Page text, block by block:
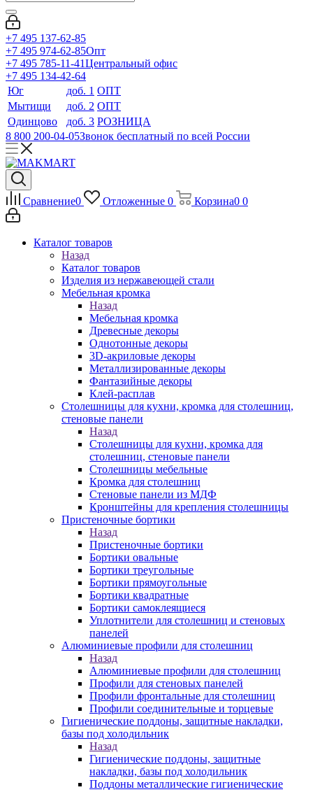
+7 495 137-62-85
+7 495 974-62-85Опт
+7 495 785-11-41Центральный офис
+7 495 134-42-64
Юг
доб. 1 ОПТ
Мытищи
доб. 2 ОПТ
Одинцово
доб. 3 РОЗНИЦА
8 800 200-04-05Звонок бесплатный по всей России
Сравнение0 Отложенные 0 Корзина0 0
Каталог товаров
Назад
Каталог товаров
Изделия из нержавеющей стали
Мебельная кромка
Назад
Мебельная кромка
Древесные декоры
Однотонные декоры
3D-акриловые декоры
Металлизированные декоры
Фантазийные декоры
Клей-расплав
Столешницы для кухни, кромка для столешниц,
стеновые панели
Назад
Столешницы для кухни, кромка для
столешниц, стеновые панели
Столешницы мебельные
Кромка для столешниц
Стеновые панели из МДФ
Кронштейны для крепления столешницы
Пристеночные бортики
Назад
Пристеночные бортики
Бортики овальные
Бортики треугольные
Бортики прямоугольные
Бортики квадратные
Бортики самоклеящиеся
Уплотнители для столешниц и стеновых
панелей
Алюминиевые профили для столешниц
Назад
Алюминиевые профили для столешниц
Профили для стеновых панелей
Профили фронтальные для столешниц
Профили соединительные и торцевые
Гигиенические поддоны, защитные накладки,
базы под холодильник
Назад
Гигиенические поддоны, защитные
накладки, базы под холодильник
Поддоны металлические гигиенические